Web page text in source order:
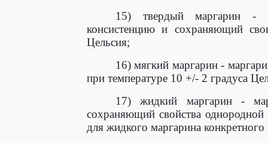
15) твердый маргарин -
консистенцию и сохраняющий
Цельсия;
16) мягкий маргарин -
при температуре 10 +/- 2 градуса
17) жидкий маргарин -
сохраняющий свойства
для жидкого маргарина конкретного